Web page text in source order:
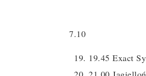
7.10
19.45 Exact